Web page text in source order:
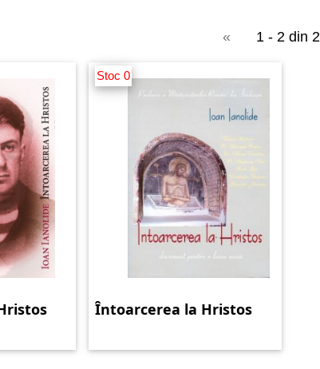
« 1 - 2 din 2
Stoc 0
Întoarcerea la Hristos